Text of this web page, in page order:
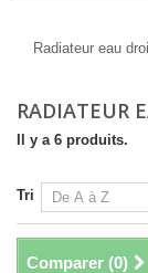
Radiateur eau
RADIATEUR
Il y a 6 produits.
Tri
Comparer (0)